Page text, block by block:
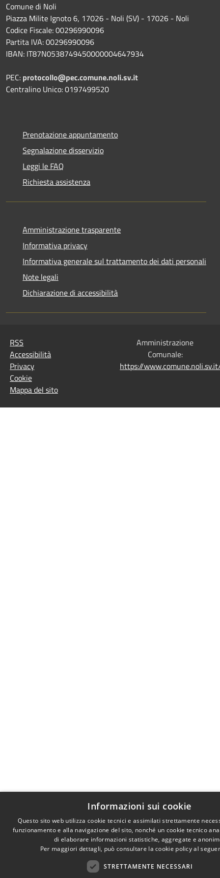
Comune di Noli
Piazza Milite Ignoto 6, 17026 - Noli (SV) - 17026 - Noli
Codice Fiscale: 00296990096
Partita IVA: 00296990096
IBAN: IT87N0538749450000004647934
PEC: protocollo@pec.comune.noli.sv.it
Centralino Unico: 0197499520
Prenotazione appuntamento
Segnalazione disservizio
Leggi le FAQ
Richiesta assistenza
Amministrazione trasparente
Informativa privacy
Informativa generale sul trattamento dei dati personali
Note legali
Dichiarazione di accessibilità
RSS
Accessibilità
Privacy
Cookie
Mappa del sito
Amministrazione
Comunale:
https://
Informazioni sui cookie
Questo sito web utilizza cookie tecnici e assimilati strettamente
funzionamento e alla navigazione del sito, nonché un cookie tecnico
di elaborare informazioni statistiche, aggregate e
Per maggiori dettagli, può consultare la cookie policy al
STRETTAMENTE NECESSARI